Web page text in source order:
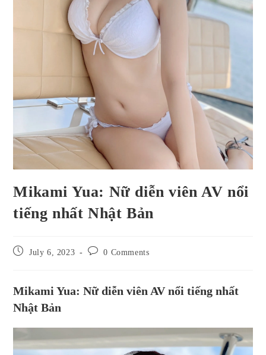
Mikami Yua: Nữ diễn viên AV nổi
tiếng nhất Nhật Bản
Post July 6, 2023
Post 0 Comments
Mikami Yua: Nữ diễn viên AV nổi tiếng nhất
Nhật Bản